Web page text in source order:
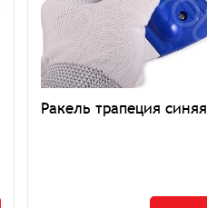
Ракель трапеция синяя